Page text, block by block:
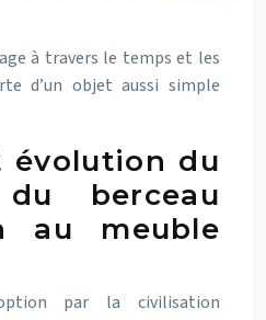
à travers le temps et les
d’un objet aussi simple
évolution du
berceau
au meuble
par la civilisation